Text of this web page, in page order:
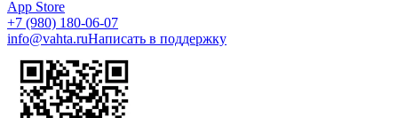
App Store
+7 (980) 180-06-07
info@vahta.ruНаписать в поддержку